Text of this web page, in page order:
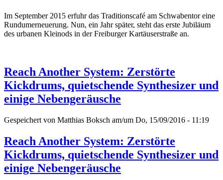
Im September 2015 erfuhr das Traditionscafé am Schwabentor eine
Rundumerneuerung. Nun, ein Jahr später, steht das erste Jubiläum
des urbanen Kleinods in der Freiburger Kartäuserstraße an.
Reach Another System: Zerstörte
Kickdrums, quietschende Synthesizer und
einige Nebengeräusche
Gespeichert von Matthias Boksch am/um Do, 15/09/2016 - 11:19
Reach Another System: Zerstörte
Kickdrums, quietschende Synthesizer und
einige Nebengeräusche